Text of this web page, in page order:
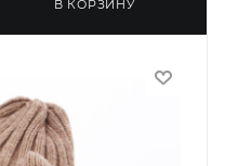
В КОРЗИНУ